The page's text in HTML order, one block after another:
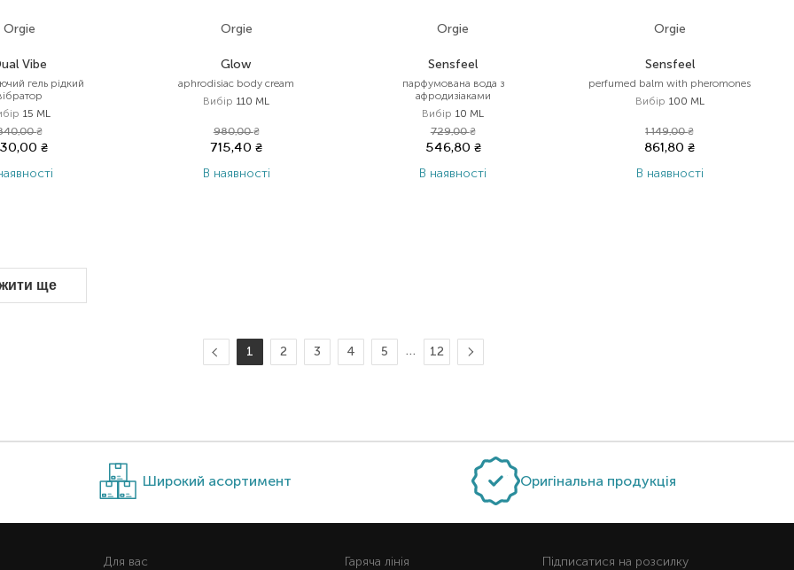
Orgie
Vibe
гель рідкий
15 ML
₴
₴
Orgie
Glow
aphrodisiac body cream
Вибір 110 ML
980,00₴
715,40₴
В наявності
Orgie
Sensfeel
парфумована вода з
афродизіаками
Вибір 10 ML
729,00₴
546,80 ₴
В наявності
Orgie
Sensfeel
perfumed balm with pheromones
Вибір 100 ML
1 149,00₴
861,80₴
В наявності
ще
1 2 3 4 5 … 12
Широкий асортимент Оригінальна продукція
Для вас Гаряча лiнiя Підписатися на розсилку